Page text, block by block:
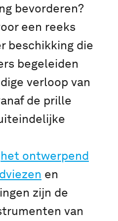
bevorderen?
een reeks
beschikking die
begeleiden
verloop van
de prille
het ontwerpend
en
zijn de
van